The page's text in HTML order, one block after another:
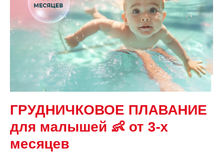
ГРУДНИЧКОВОЕ ПЛАВАНИЕ
для малышей 👶 от 3-х
месяцев